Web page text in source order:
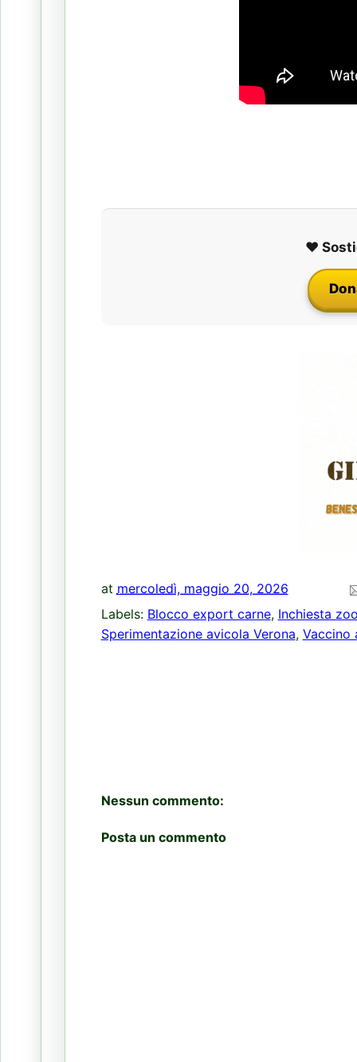
❤️
at mercoledì, maggio 20, 2026
Labels: Blocco export carne, Inchiesta
Sperimentazione avicola Verona, Vaccino
Nessun commento:
Posta un commento